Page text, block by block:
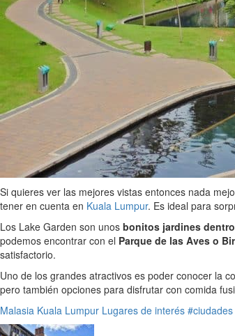
Si quieres ver las mejores vistas entonces nada
tener en cuenta en Kuala Lumpur. Es ideal para
Los Lake Garden son unos bonitos jardines
podemos encontrar con el Parque de las Aves o
satisfactorio.
Uno de los grandes atractivos es poder conocer la
pero también opciones para disfrutar con comida
Malasia Kuala Lumpur Lugares de interés #ciudades